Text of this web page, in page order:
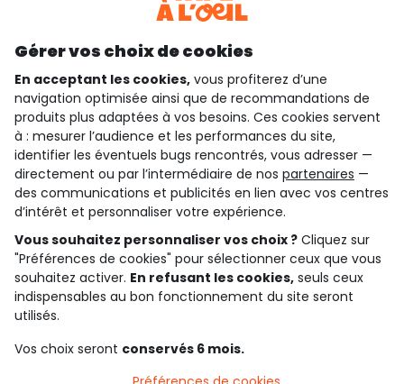
qui sommes-nous ?
besoin d'aide ?
le club fidélité
notre catalogue
Conditions générales de ventes et d'utilisation
Conditions d’utilisation des réseaux sociaux
Politique de confidentialité
Cookies et données personnelles
Gérer vos choix de cookies
En acceptant les cookies, vous profiterez d’une
navigation optimisée ainsi que de recommandations de
produits plus adaptées à vos besoins. Ces cookies servent
à : mesurer l’audience et les performances du site,
identifier les éventuels bugs rencontrés, vous adresser —
directement ou par l’intermédiaire de nos partenaires —
des communications et publicités en lien avec vos centres
d’intérêt et personnaliser votre expérience.
Vous souhaitez personnaliser vos choix ? Cliquez sur
"Préférences de cookies" pour sélectionner ceux que vous
souhaitez activer. En refusant les cookies, seuls ceux
indispensables au bon fonctionnement du site seront
utilisés.
Vos choix seront conservés 6 mois.